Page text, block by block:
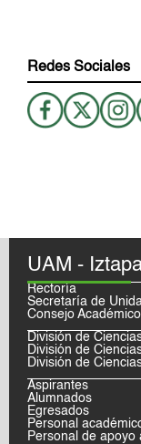
Redes Sociales
UAM -
Rectoría
Secretaría de
Consejo Académico
División de
División de
División de
Aspirantes
Alumnados
Egresados
Personal
Personal de apoyo